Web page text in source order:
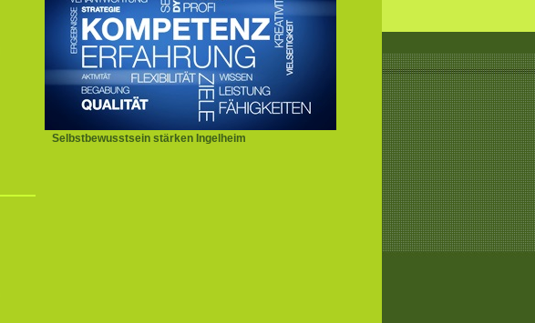
Selbstbewusstsein stärken Ingelheim